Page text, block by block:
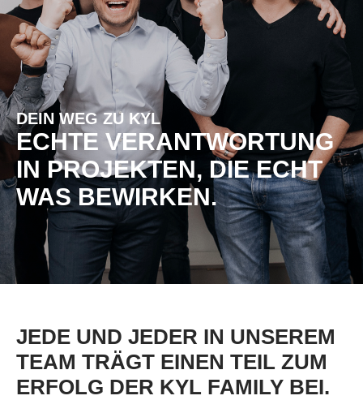
DEIN WEG ZU KYL
ECHTE VERANTWORTUNG
IN PROJEKTEN, DIE ECHT
WAS BEWIRKEN.
JEDE UND JEDER IN UNSEREM
TEAM TRÄGT EINEN TEIL ZUM
ERFOLG DER KYL FAMILY BEI.